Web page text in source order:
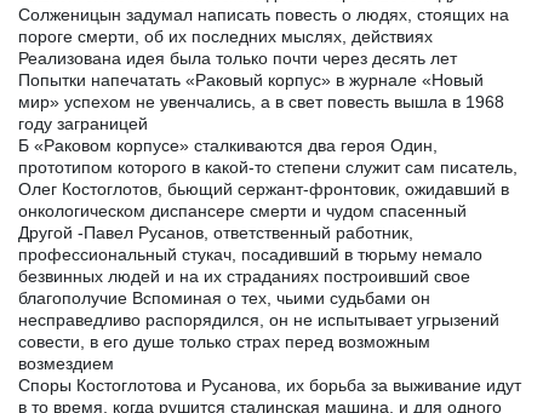
Солженицын задумал написать повесть о людях, стоящих на
пороге смерти, об их последних мыслях, действиях
Реализована идея была только почти через десять лет
Попытки напечатать «Раковый корпус» в журнале «Новый
мир» успехом не увенчались, а в свет повесть вышла в 1968
году заграницей
Б «Раковом корпусе» сталкиваются два героя Один,
прототипом которого в какой-то степени служит сам писатель,
Олег Костоглотов, бьющий сержант-фронтовик, ожидавший в
онкологическом диспансере смерти и чудом спасенный
Другой -Павел Русанов, ответственный работник,
профессиональный стукач, посадивший в тюрьму немало
безвинных людей и на их страданиях построивший свое
благополучие Вспоминая о тех, чьими судьбами он
несправедливо распорядился, он не испытывает угрызений
совести, в его душе только страх перед возможным
возмездием
Споры Костоглотова и Русанова, их борьба за выживание идут
в то время, когда рушится сталинская машина, и для одного